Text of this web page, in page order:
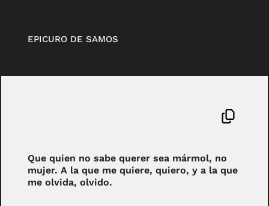
EPICURO DE SAMOS
Que quien no sabe querer sea mármol, no
mujer. A la que me quiere, quiero, y a la que
me olvida, olvido.